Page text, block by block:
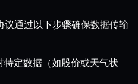
通过以下步骤确保数据传输
定数据（如股价或天气状